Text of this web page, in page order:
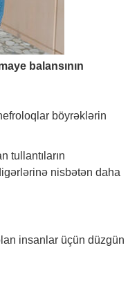
balansının
böyrəklərin
tullantıların
nisbətən daha
insanlar üçün düzgün